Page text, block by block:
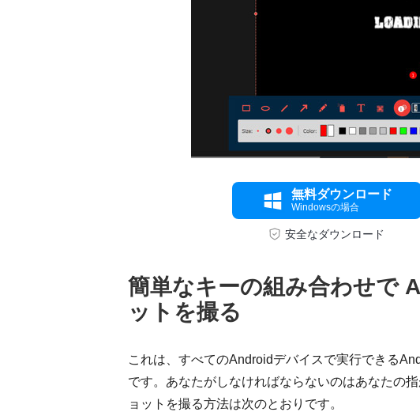
無料ダウンロード
Windowsの場合
安全なダウンロード
簡単なキーの組み合わせで
ットを撮る
これは、すべてのAndroidデバイスで実行できる
です。あなたがしなければならないのはあなたの
ョットを撮る方法は次のとおりです。